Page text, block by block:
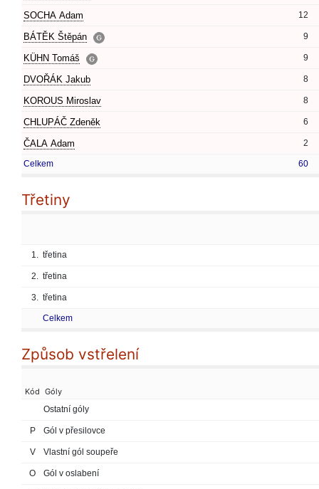
SOCHA Adam 12
BÁTĚK Štěpán 9
KÜHN Tomáš 9
DVOŘÁK Jakub 8
KOROUS Miroslav 8
CHLUPÁČ Zdeněk 6
ČALA Adam 2
Celkem 60
Třetiny
1. třetina
2. třetina
3. třetina
Celkem
Způsob vstřelení
Kód Góly
Ostatní góly
P Gól v přesilovce
V Vlastní gól soupeře
O Gól v oslabení